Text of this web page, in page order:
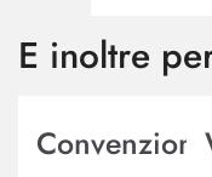
E inoltre
Convenzioni